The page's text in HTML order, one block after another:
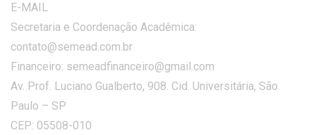
E-MAIL
Secretaria e Coordenação Acadêmica:
contato@semead.com.br
Financeiro: semeadfinanceiro@gmail.com
Av. Prof. Luciano Gualberto, 908. Cid. Universitária, São
Paulo – SP
CEP: 05508-010